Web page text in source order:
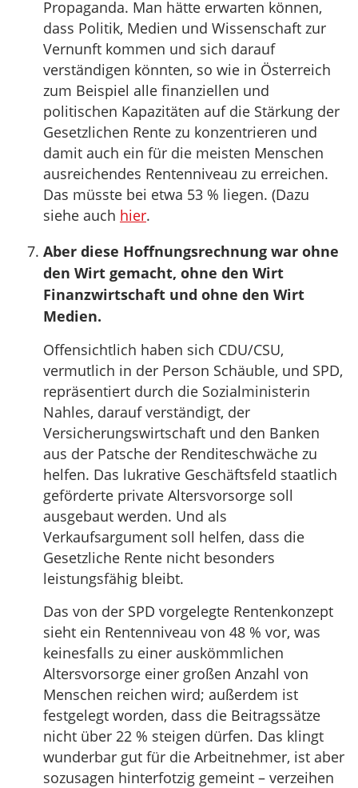
Propaganda. Man hätte erwarten können,
dass Politik, Medien und Wissenschaft zur
Vernunft kommen und sich darauf
verständigen könnten, so wie in Österreich
zum Beispiel alle finanziellen und
politischen Kapazitäten auf die Stärkung der
Gesetzlichen Rente zu konzentrieren und
damit auch ein für die meisten Menschen
ausreichendes Rentenniveau zu erreichen.
Das müsste bei etwa 53 % liegen. (Dazu
siehe auch hier.
Aber diese Hoffnungsrechnung war ohne
den Wirt gemacht, ohne den Wirt
Finanzwirtschaft und ohne den Wirt
Medien.
Offensichtlich haben sich CDU/CSU,
vermutlich in der Person Schäuble, und SPD,
repräsentiert durch die Sozialministerin
Nahles, darauf verständigt, der
Versicherungswirtschaft und den Banken
aus der Patsche der Renditeschwäche zu
helfen. Das lukrative Geschäftsfeld staatlich
geförderte private Altersvorsorge soll
ausgebaut werden. Und als
Verkaufsargument soll helfen, dass die
Gesetzliche Rente nicht besonders
leistungsfähig bleibt.
Das von der SPD vorgelegte Rentenkonzept
sieht ein Rentenniveau von 48 % vor, was
keinesfalls zu einer auskömmlichen
Altersvorsorge einer großen Anzahl von
Menschen reichen wird; außerdem ist
festgelegt worden, dass die Beitragssätze
nicht über 22 % steigen dürfen. Das klingt
wunderbar gut für die Arbeitnehmer, ist aber
sozusagen hinterfotzig gemeint – verzeihen